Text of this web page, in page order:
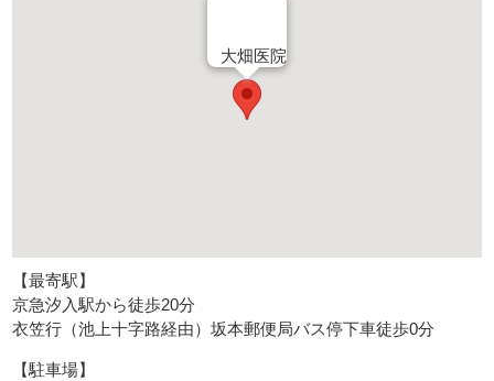
大畑医院
【最寄駅】
京急汐入駅から徒歩20分
衣笠行（池上十字路経由）坂本郵便局バス停下車徒歩0分
【駐車場】